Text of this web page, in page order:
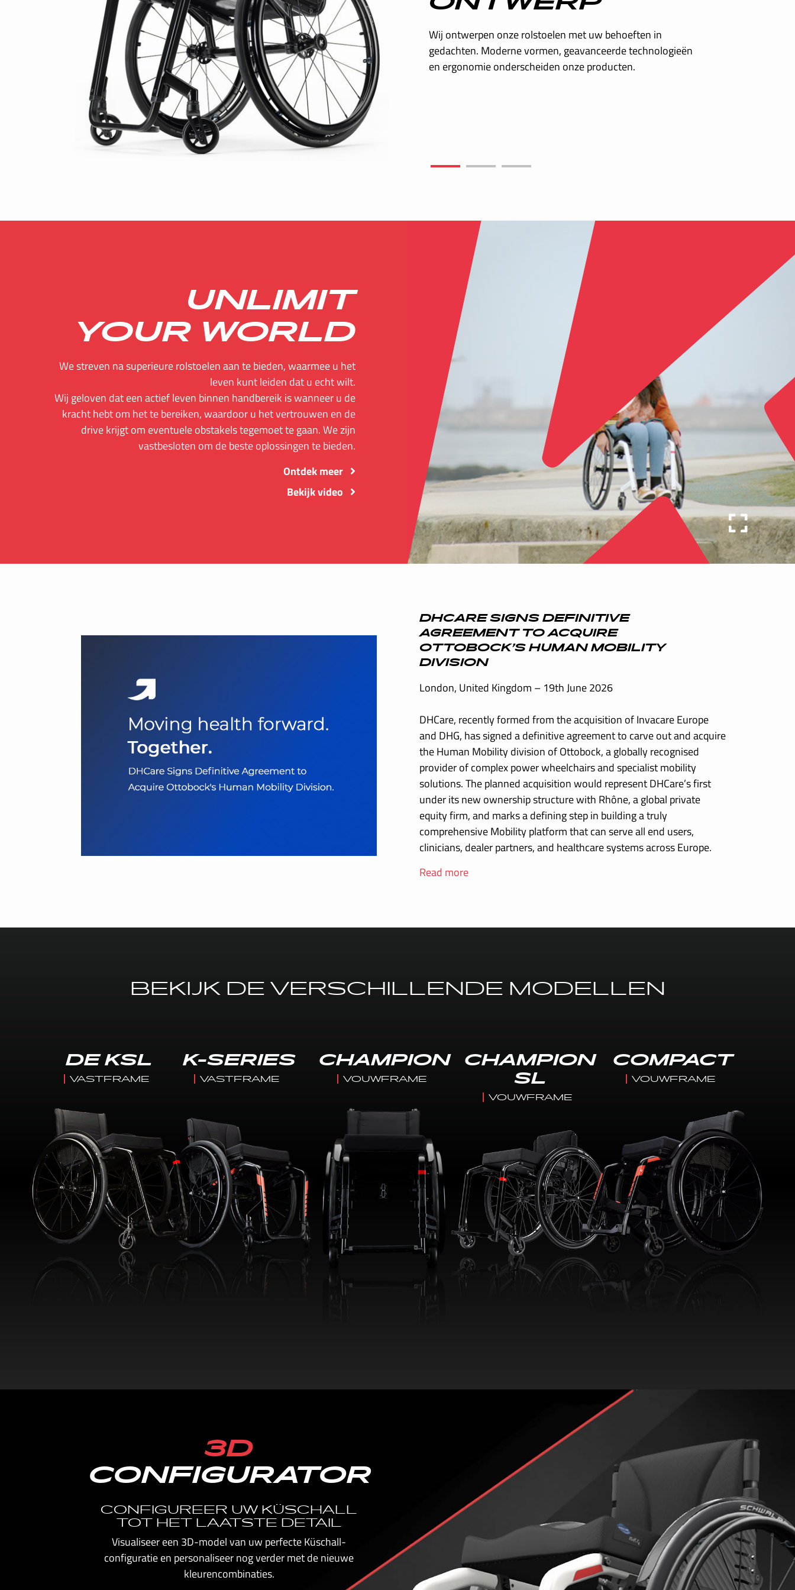
Vanaf het allereerste begin zijn precisie en kwaliteit toegepast
op het design en de productie van onze rolstoelen. Al onze
rolstoelen zijn ontworpen om een ​​echt verschil te maken
voor u, de gebruiker.
UNLIMIT
YOUR WORLD
We streven na superieure rolstoelen aan te bieden, waarmee u het
leven kunt leiden dat u echt wilt.
Wij geloven dat een actief leven binnen handbereik is wanneer u de
kracht hebt om het te bereiken, waardoor u het vertrouwen en de
drive krijgt om eventuele obstakels tegemoet te gaan. We zijn
vastbesloten om de beste oplossingen te bieden.
Ontdek meer
Bekijk video
DHCARE SIGNS DEFINITIVE
AGREEMENT TO ACQUIRE
OTTOBOCK’S HUMAN MOBILITY
DIVISION
London, United Kingdom – 19th June 2026
DHCare, recently formed from the acquisition of Invacare Europe
and DHG, has signed a definitive agreement to carve out and acquire
the Human Mobility division of Ottobock, a globally recognised
provider of complex power wheelchairs and specialist mobility
solutions. The planned acquisition would represent DHCare’s first
under its new ownership structure with Rhône, a global private
equity firm, and marks a defining step in building a truly
comprehensive Mobility platform that can serve all end users,
clinicians, dealer partners, and healthcare systems across Europe.
Read more
BEKIJK DE VERSCHILLENDE MODELLEN
DE KSL
VASTFRAME
K-SERIES
VASTFRAME
CHAMPION
VOUWFRAME
CHAMPION
SL
VOUWFRAME
COMPACT
VOUWFRAME
3D
CONFIGURATOR
CONFIGUREER UW KÜSCHALL
TOT HET LAATSTE DETAIL
Visualiseer een 3D-model van uw perfecte Küschall-
configuratie en personaliseer nog verder met de nieuwe
kleurencombinaties.